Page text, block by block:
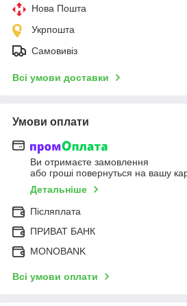
Нова Пошта
Укрпошта
Самовивіз
Всі умови доставки
Умови оплати
Ви отримаєте замовлення
або гроші повернуться на вашу
Детальніше
Післяплата
ПРИВАТ БАНК
MONOBANK
Всі умови оплати